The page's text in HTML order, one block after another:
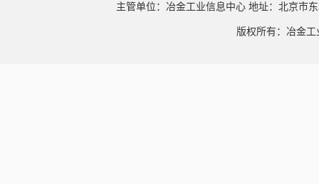
主管单位：冶金工业信息中心 地址：北京市
版权所有：冶金